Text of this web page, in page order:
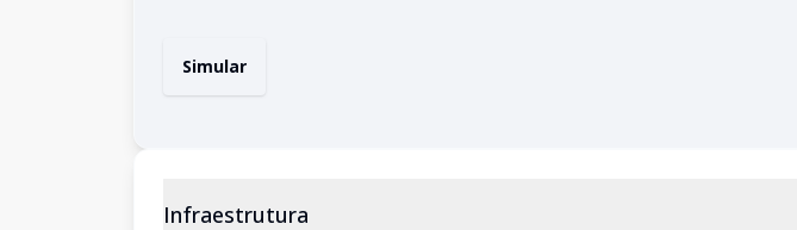
Simular
Infraestrutura